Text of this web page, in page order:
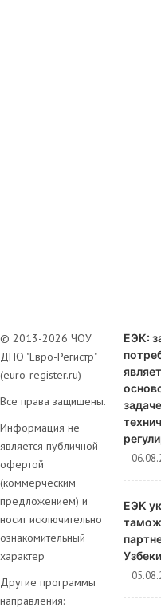
с которым Союз
стран), Вьетнаме
доклада определены
© 2013-2026 ЧОУ
ДПО "Евро-Регистр"
(euro-register.ru)
Все права защищены.
Информация не
является публичной
офертой
(коммерческим
предложением) и
носит исключительно
ознакомительный
характер
Другие программы
направления:
ЕЭК:
ЕЭК